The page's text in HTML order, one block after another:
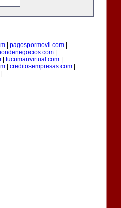
| pagospormovil.com|
|
tucumanvirtual.com
creditosempresas.com